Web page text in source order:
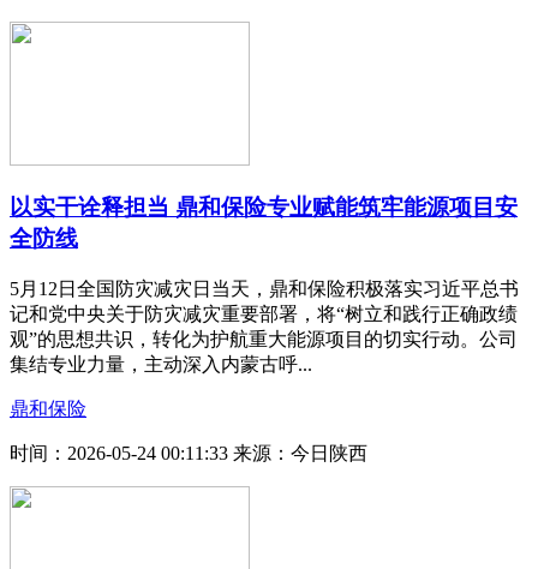
以实干诠释担当 鼎和保险专业赋能筑牢能源项目安
全防线
5月12日全国防灾减灾日当天，鼎和保险积极落实习近平总书
记和党中央关于防灾减灾重要部署，将“树立和践行正确政绩
观”的思想共识，转化为护航重大能源项目的切实行动。公司
集结专业力量，主动深入内蒙古呼...
鼎和保险
时间：2026-05-24 00:11:33 来源：今日陕西